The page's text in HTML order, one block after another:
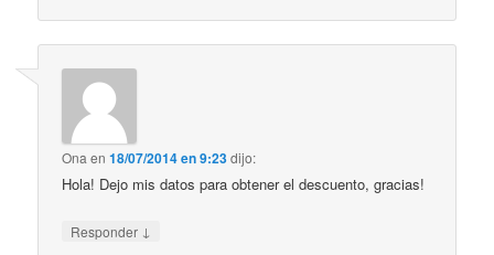
Onaen18/07/2014 en 9:23dijo:
Hola! Dejo mis datos para obtener el descuento, gracias!
Responder ↓